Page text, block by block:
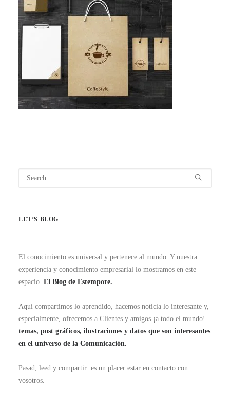
LET’S BLOG
El conocimiento es universal y pertenece al mundo. Y nuestra
experiencia y conocimiento empresarial lo mostramos en este
espacio. El Blog de Estempore.
Aquí compartimos lo aprendido, hacemos noticia lo interesante y,
especialmente, ofrecemos a Clientes y amigos ¡a todo el mundo!
temas, post gráficos, ilustraciones y datos que son interesantes
en el universo de la Comunicación.
Pasad, leed y compartir: es un placer estar en contacto con
vosotros.